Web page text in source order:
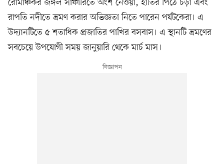
রোমাঞ্চকর জঙ্গল সাফারিতে অংশ নেওয়া, হাতির পিঠে চড়া এবং
রাপতি নদীতে ভ্রমণ করার অভিজ্ঞতা নিতে পারেন পর্যটকেরা। এ
উদ্যানটিতে ৫ শতাধিক প্রজাতির পাখির বসবাস। এ স্থানটি ভ্রমণের
সবচেয়ে উপযোগী সময় জানুয়ারি থেকে মার্চ মাস।